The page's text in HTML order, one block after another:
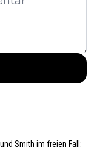
Smith im freien Fall: